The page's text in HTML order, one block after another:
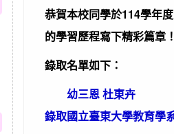
恭賀本校同學於114學年
的學習歷程寫下精彩篇章！
錄取名單如下：
幼三恩 杜東卉
錄取國立臺東大學教育學